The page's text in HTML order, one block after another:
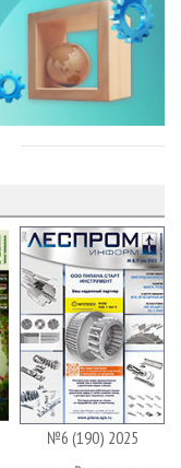
№6 (190) 2025